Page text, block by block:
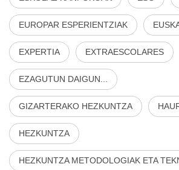
EUROPAR ESPERIENTZIAK
EXPERTIA EXTRAESCOLARES
EZAGUTUN DAIGUN...
GIZARTERAKO HEZKUNTZA
HEZKUNTZA
HEZKUNTZA METODOLOGIAK ETA